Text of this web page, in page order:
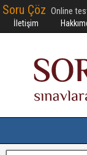
Soru Çöz Online
İletişim